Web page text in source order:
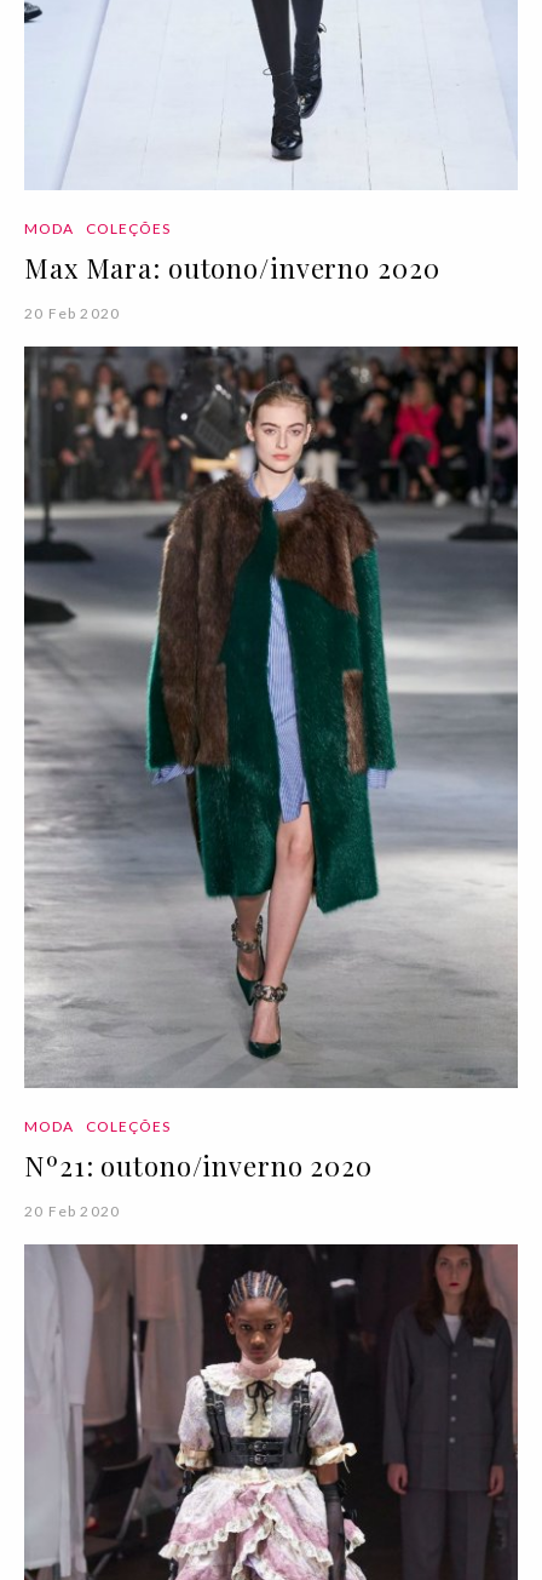
MODA COLEÇÕES
Max Mara: outono/inverno 2020
20 Feb 2020
MODA COLEÇÕES
Nº21: outono/inverno 2020
20 Feb 2020